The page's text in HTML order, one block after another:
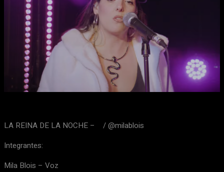
Facebook WhatsApp Email
LA REINA DE LA NOCHE – / @milablois
Integrantes:
Mila Blois – Voz